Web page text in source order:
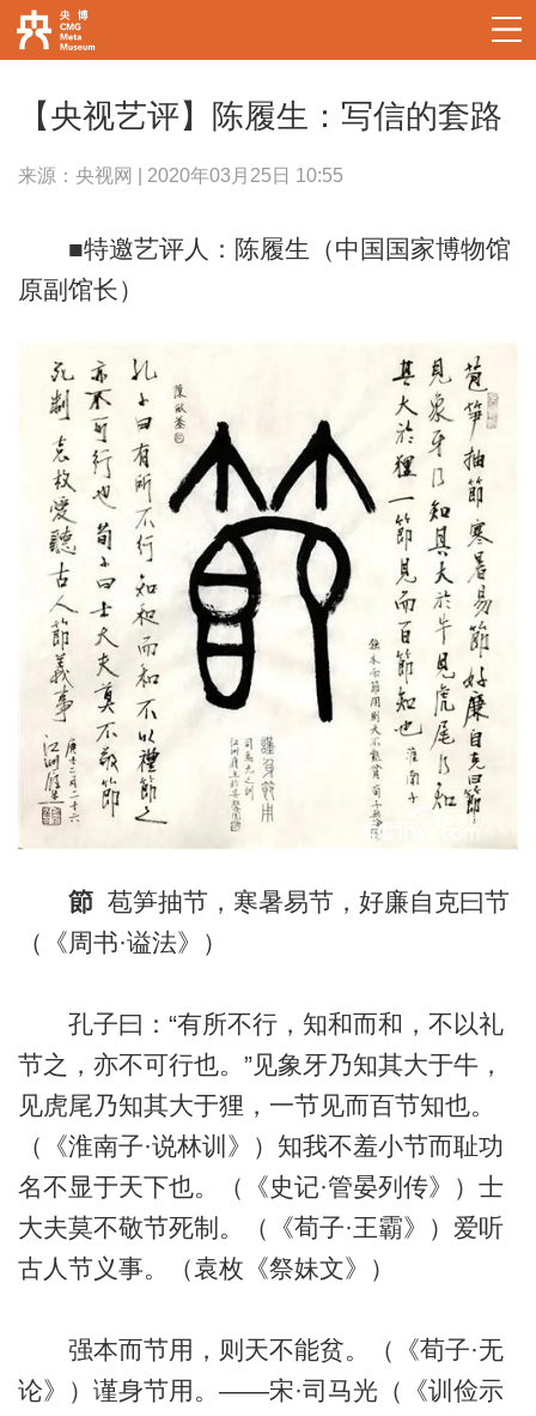
【央视艺评】陈履生：写信的套路
来源：央视网 | 2020年03月25日 10:55
■特邀艺评人：陈履生（中国国家博物馆
原副馆长）
節苞笋抽节，寒暑易节，好廉自克曰节
（《周书·谥法》）
孔子曰：“有所不行，知和而和，不以礼
节之，亦不可行也。”见象牙乃知其大于牛，
见虎尾乃知其大于狸，一节见而百节知也。
（《淮南子·说林训》）知我不羞小节而耻功
名不显于天下也。（《史记·管晏列传》）士
大夫莫不敬节死制。（《荀子·王霸》）爱听
古人节义事。（袁枚《祭妹文》）
强本而节用，则天不能贫。（《荀子·无
论》）谨身节用。——宋·司马光（《训俭示